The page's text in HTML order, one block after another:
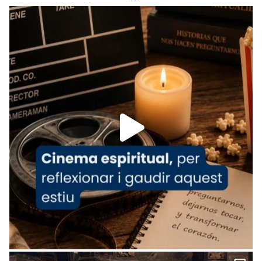
Recupera l'entrevista comp
Vatican
tican News 👇
www.vaticannews.va/es/iglesia/news/2026-
07/carmina-historia-depresion-papa-viaje-
espana-testimoni...
Foto
View on Facebook · Share
Arquebisbat de Barcelona
1 week ago
«Avui les santes Juliana i Semproniana ens
ajuden a alçar la mirada»
Mons. Sergi Gordo, bisbe de Tortosa, ha
presidit aquest 27 de juliol la missa de Les
Santes de Mataró.